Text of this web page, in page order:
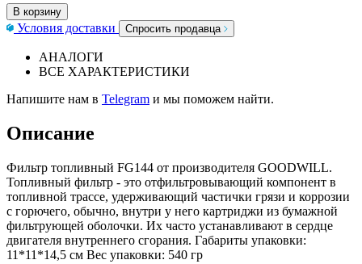
В корзину
Условия доставки Спросить продавца
АНАЛОГИ
ВСЕ ХАРАКТЕРИСТИКИ
Напишите нам в Telegram и мы поможем найти.
Описание
Фильтр топливный FG144 от производителя GOODWILL.
Топливный фильтр - это отфильтровывающий компонент в
топливной трассе, удерживающий частички грязи и коррозии
с горючего, обычно, внутри у него картриджи из бумажной
фильтрующей оболочки. Их часто устанавливают в сердце
двигателя внутреннего сгорания. Габариты упаковки:
11*11*14,5 см Вес упаковки: 540 гр